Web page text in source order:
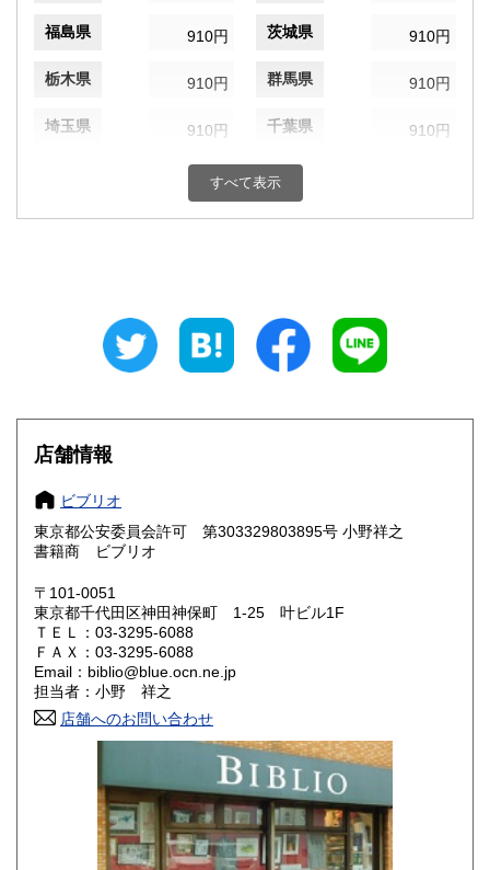
福島県 910円 茨城県 910円
栃木県 910円 群馬県 910円
埼玉県 910円 千葉県 910円
910円 神奈川県
新潟県 910円 富山県 910円
910円 長野県
静岡県
滋賀県
大阪府
奈良県
鳥取県 1,180円
岡山県 1,180円
山口県
1,300円 愛媛県
1,300円 福岡県
1,440円 長崎県
すべて表示
店舗情報
ビブリオ
東京都公安委員会許可 第303329803895号 小野祥之
書籍商 ビブリオ
〒101-0051
東京都千代田区神田神保町 1-25 叶ビル1F
ＴＥＬ：03-3295-6088
ＦＡＸ：03-3295-6088
Email：biblio@blue.ocn.ne.jp
担当者：小野 祥之
店舗へのお問い合わせ